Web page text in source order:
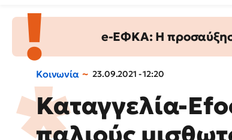
e-ΕΦΚΑ: Η
Κοινωνία 23.09.2021 - 12:20
Καταγγελία-